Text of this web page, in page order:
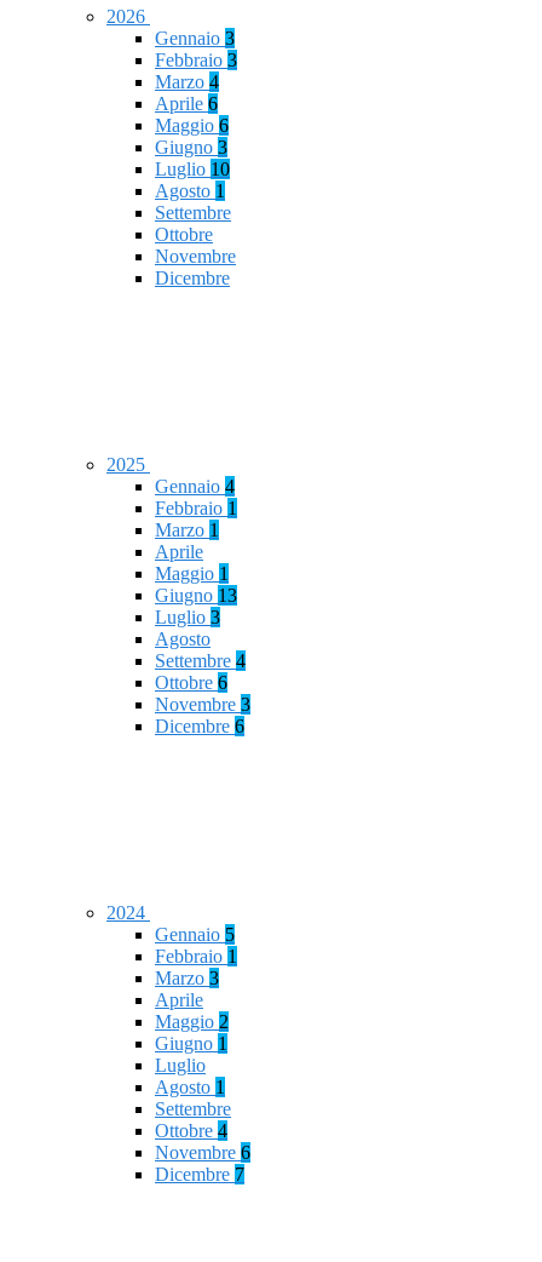
2026
Gennaio 3
Febbraio 3
Marzo 4
Aprile 6
Maggio 6
Giugno 3
Luglio 10
Agosto 1
Settembre
Ottobre
Novembre
Dicembre
2025
Gennaio 4
Febbraio 1
Marzo 1
Aprile
Maggio 1
Giugno 13
Luglio 3
Agosto
Settembre 4
Ottobre 6
Novembre 3
Dicembre 6
2024
Gennaio 5
Febbraio 1
Marzo 3
Aprile
Maggio 2
Giugno 1
Luglio
Agosto 1
Settembre
Ottobre 4
Novembre 6
Dicembre 7